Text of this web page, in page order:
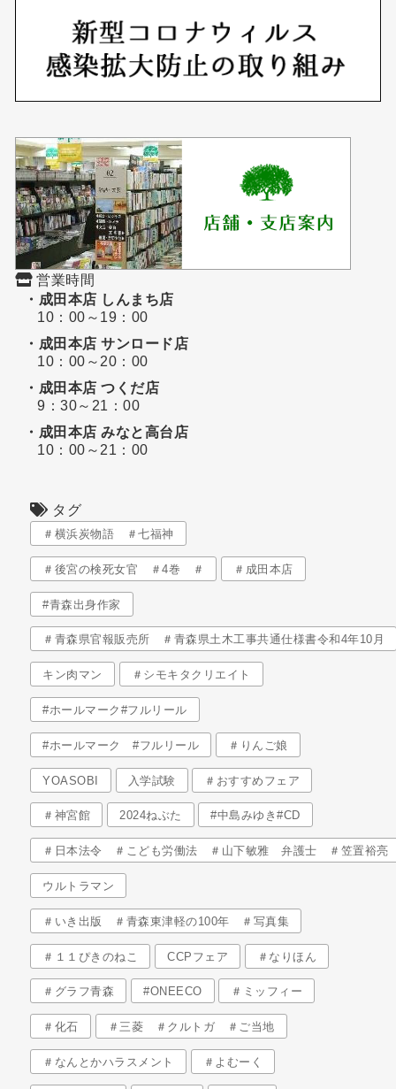
営業時間
・成田本店 しんまち店
10：00～19：00
・成田本店 サンロード店
10：00～20：00
・成田本店 つくだ店
9：30～21：00
・成田本店 みなと高台店
10：00～21：00
タグ
＃横浜炭物語 ＃七福神
＃後宮の検死女官 ＃4巻 ＃ ＃成田本店
#青森出身作家
＃青森県官報販売所 ＃青森県土木工事共通仕様書令和4年10月
キン肉マン ＃シモキタクリエイト
#ホールマーク#フルリール
#ホールマーク #フルリール ＃りんご娘
YOASOBI 入学試験 ＃おすすめフェア
＃神宮館 2024ねぶた #中島みゆき#CD
＃日本法令 ＃こども労働法 ＃山下敏雅 弁護士 ＃笠置裕亮
ウルトラマン
＃いき出版 ＃青森東津軽の100年 ＃写真集
＃１１ぴきのねこ CCPフェア ＃なりほん
＃グラフ青森 #ONEECO ＃ミッフィー
＃化石 ＃三菱 ＃クルトガ ＃ご当地
＃なんとかハラスメント ＃よむーく